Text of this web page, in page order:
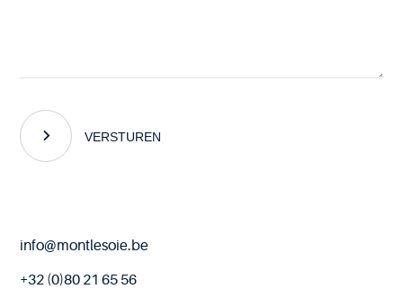
VERSTUREN
End
page
info@montlesoie.be
+32 (0)80 21 65 56